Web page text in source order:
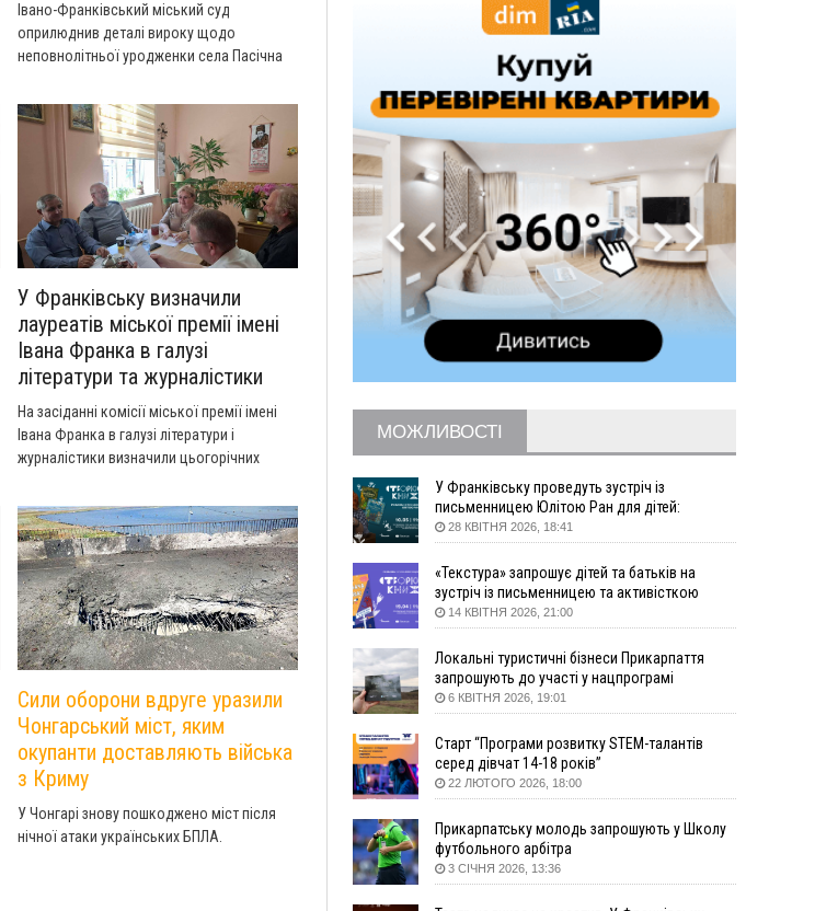
Івано-Франківський міський суд
оприлюднив деталі вироку щодо
неповнолітньої уродженки села Пасічна
Дівчина пішла на співпрацю з російськими
спецслужбами та, згідно з документом,
встигла отримати за свої послуги 9 846
У Франківську визначили
лауреатів міської премії імені
Івана Франка в галузі
літератури та журналістики
На засіданні комісії міської премії імені
Івана Франка в галузі літератури і
журналістики визначили цьогорічних
Сили оборони вдруге уразили
Чонгарський міст, яким
окупанти доставляють війська
з Криму
У Чонгарі знову пошкоджено міст після
нічної атаки українських БПЛА.
Яремчанський суд виніс вирок чоловіку, який
09:53
В урочищі біля Галича археологи відкопали
давньоруську вагову гирку XII–XIII століть
09:39
У Франківську медики провели серію
складних операцій на аорті
07 Серпня
ФОТО У Богородчанах на "зебрі" водій Audi
наїхав на хлопчика з велосипедом
21:01
Загальна площа всіх книгарень України - трохи
більше ніж 6 футбольних полів
На "зебрі" у Франківську два мотоциклісти
збили жінку
18:55
Прикарпаття серед лідерів за будівництвом
житло
Де безпечно купатися на Прикарпатті?
16:20
У Франківську дружина загиблого воїна
створила організацію «КОД 7'Я», аби
підтримувати військових та їхні сім'ї
комплекс автоматичної фіксації швидкості
15:29
Війна забрала життя трьох воїнів з
Прикарпаття
15:00
На Закарпатті викрили масштабну схему
незаконного виключення
військовозобов’язаних з обліку
14:31
«Багато питань буде знято». На громадських
слуханнях в Яремче обговорили, як вирішити
питання джипінгу в Карпатах
13:54
5 «тихих» хвороб, які виявляє профілактичне
13:30
ФОТО На Надрічній тривають останні
приготування до нового руху
12:57
У Франківську зафіксували найбільшу спеку за
МОЖЛИВОСТІ
У Франківську проведуть зустріч із
письменницею Юлітою Ран для дітей:
говоритимуть про серію книг про Мавку
28 КВІТНЯ 2026, 18:41
«Текстура» запрошує дітей та батьків на
зустріч із письменницею та активісткою
Анною Повх
14 КВІТНЯ 2026, 21:00
Локальні туристичні бізнеси Прикарпаття
запрошують до участі у нацпрограмі
«Подорож до себе»
6 КВІТНЯ 2026, 19:01
Старт “Програми розвитку STEM-талантів
серед дівчат 14-18 років”
22 ЛЮТОГО 2026, 18:00
Прикарпатську молодь запрошують у Школу
футбольного арбітра
3 СІЧНЯ 2026, 13:36